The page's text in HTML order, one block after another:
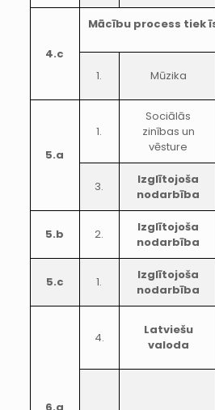
4.c
Mācību process
1. Mūzika
5.a
1.
Sociālās
zinības un
vēsture
3.
Izglītojoša
nodarbība
5.b 2.
Izglītojoša
nodarbība
5.c 1.
Izglītojoša
nodarbība
4.
Latviešu
valoda